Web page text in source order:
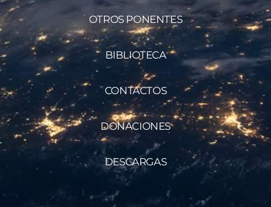
OTROS PONENTES
BIBLIOTECA
CONTACTOS
DONACIONES
DESCARGAS